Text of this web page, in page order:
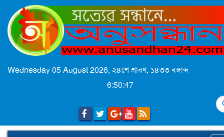
Wednesday 05 August 2026, ২৪শে শ্রাবণ, ১৪৩৩ বঙ্গাব্দ
6:50:49